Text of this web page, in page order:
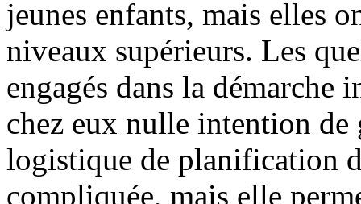
jeunes enfants, mais elles
niveaux supérieurs. Les
engagés dans la démarche
chez eux nulle intention
logistique de planification
compliquée, mais elle